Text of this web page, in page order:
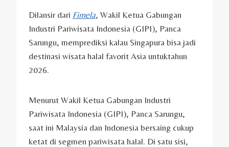
Dilansir dari Fimela, Wakil Ketua Gabungan
Industri Pariwisata Indonesia (GIPI), Panca
Sarungu, memprediksi kalau Singapura bisa jadi
destinasi wisata halal favorit Asia untuktahun
2026.
Menurut Wakil Ketua Gabungan Industri
Pariwisata Indonesia (GIPI), Panca Sarungu,
saat ini Malaysia dan Indonesia bersaing cukup
ketat di segmen pariwisata halal. Di satu sisi,